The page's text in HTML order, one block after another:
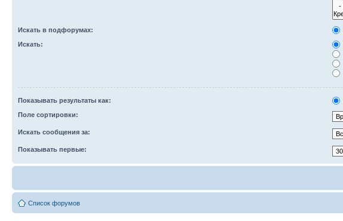
Искать в подфорумах:
Искать:
Показывать результаты как:
Поле сортировки:
Искать сообщения за:
Показывать первые:
Список форумов